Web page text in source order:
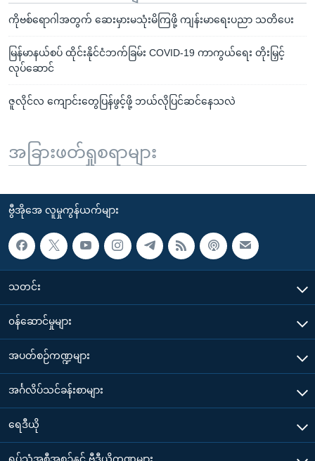
ကိုဗစ်ရောဂါအတွက် ဆေးမှားမသုံးမိကြဖို့ ကျန်းမာရေးပညာ သတိပေး
မြန်မာနယ်စပ် ထိုင်းနိုင်ငံဘက်ခြမ်း COVID-19 ကာကွယ်ရေး တိုးမြှင့်
လုပ်ဆောင်
ဇူလိုင်လ ကျောင်းတွေပြန်ဖွင့်ဖို့ ဘယ်လိုပြင်ဆင်နေသလဲ
အခြားဖတ်ရှုစရာများ
ဗွီအိုအေ လူမှုကွန်ယက်များ
သတင်း
၀န်ဆောင်မှုများ
အပတ်စဉ်ကဏ္ဍများ
အင်္ဂလိပ်သင်ခန်းစာများ
ရေဒီယို